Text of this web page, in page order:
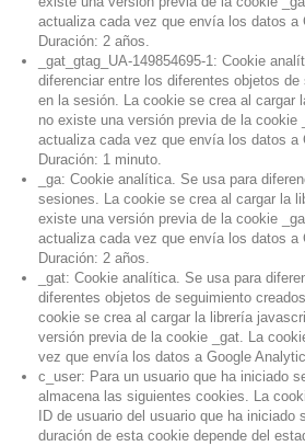
actualiza cada vez que envía los datos a
Duración: 2 años.
_gat_gtag_UA-149854695-1: Cookie
diferenciar entre los diferentes objetos de
en la sesión. La cookie se crea al cargar
no existe una versión previa de la cookie
actualiza cada vez que envía los datos a
Duración: 1 minuto.
_ga: Cookie analítica. Se usa para
sesiones. La cookie se crea al cargar la
existe una versión previa de la cookie
actualiza cada vez que envía los datos a
Duración: 2 años.
_gat: Cookie analítica. Se usa para
diferentes objetos de seguimiento
cookie se crea al cargar la librería
versión previa de la cookie _gat. La
vez que envía los datos a Google
c_user: Para un usuario que ha iniciado
almacena las siguientes cookies. La
ID de usuario del usuario que ha iniciado
duración de esta cookie depende del